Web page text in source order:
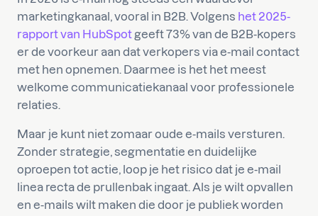
marketingkanaal, vooral in B2B. Volgens het 2025-
rapport van HubSpot geeft 73% van de B2B-kopers
er de voorkeur aan dat verkopers via e-mail contact
met hen opnemen. Daarmee is het het meest
welkome communicatiekanaal voor professionele
relaties.
Maar je kunt niet zomaar oude e-mails versturen.
Zonder strategie, segmentatie en duidelijke
oproepen tot actie, loop je het risico dat je e-mail
linea recta de prullenbak ingaat. Als je wilt opvallen
en e-mails wilt maken die door je publiek worden